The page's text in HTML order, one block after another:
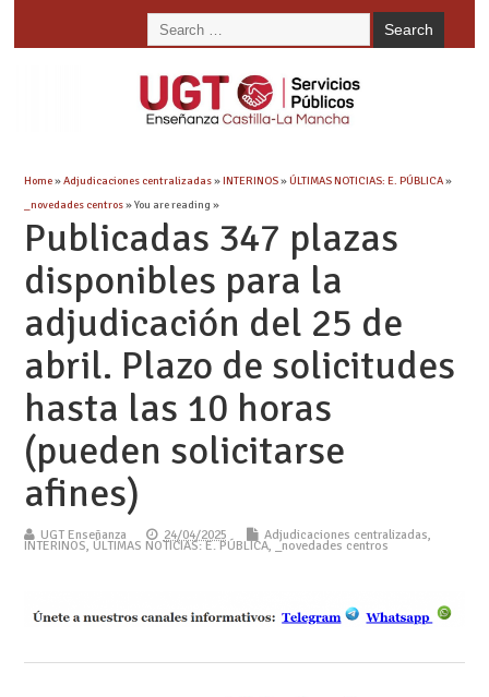
Home»Adjudicaciones centralizadas»INTERINOS»ÚLTIMAS NOTICIAS: E. PÚBLICA»
_novedades centros» You are reading »
Publicadas 347 plazas
disponibles para la
adjudicación del 25 de
abril. Plazo de solicitudes
hasta las 10 horas
(pueden solicitarse
afines)
UGT Enseñanza 24/04/2025 Adjudicaciones centralizadas,
INTERINOS, ÚLTIMAS NOTICIAS: E. PÚBLICA, _novedades centros